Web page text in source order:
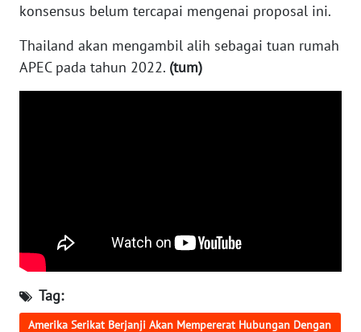
konsensus belum tercapai mengenai proposal ini.
Thailand akan mengambil alih sebagai tuan rumah
APEC pada tahun 2022. (tum)
Tag:
Amerika Serikat Berjanji Akan Mempererat Hubungan Dengan
WN
WN
WN
SULSEL
WN
GORONTALO